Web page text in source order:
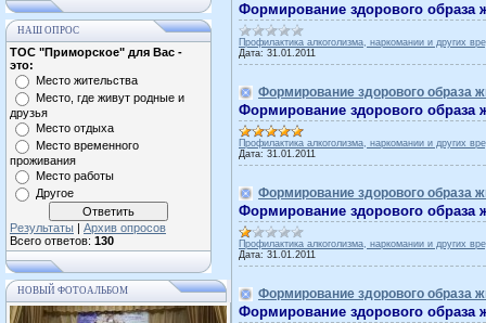
НАШ ОПРОС
ТОС "Приморское" для Вас -
это:
Место жительства
Место, где живут родные и
друзья
Место отдыха
Место временного
проживания
Место работы
Другое
Результаты | Архив опросов
Всего ответов: 130
НОВЫЙ ФОТОАЛЬБОМ
Формирование здорового
Профилактика алкоголизма, наркомании и других
Дата: 31.01.2011
Формирование здорового образа
Формирование здорового образа
Профилактика алкоголизма, наркомании и других
Дата: 31.01.2011
Формирование здорового образа
Формирование здорового образа
Профилактика алкоголизма, наркомании и других
Дата: 31.01.2011
Формирование здорового образа
Формирование здорового образа